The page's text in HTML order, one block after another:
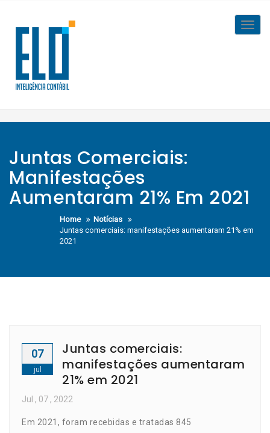
content
Juntas Comerciais:
Manifestações
Aumentaram 21% Em 2021
Home
Notícias
Juntas comerciais: manifestações aumentaram 21% em
2021
07
jul
Juntas comerciais:
manifestações aumentaram
21% em 2021
Jul , 07 , 2022
Em 2021, foram recebidas e tratadas 845